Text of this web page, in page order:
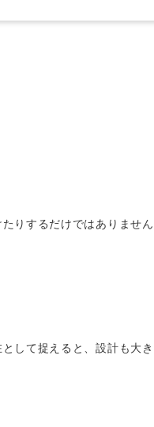
りするだけではありませ
して捉えると、設計も大き